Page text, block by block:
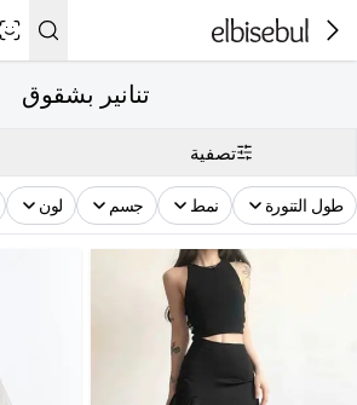
تنانير بشقوق
تصفية
طول التنورة نمط جسم لون